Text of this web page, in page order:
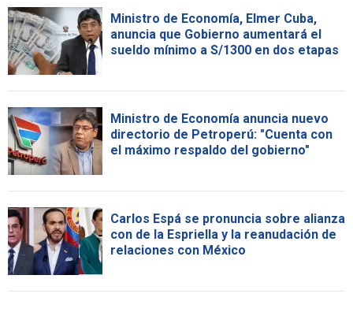
Ministro de Economía, Elmer Cuba,
anuncia que Gobierno aumentará el
sueldo mínimo a S/1300 en dos etapas
Ministro de Economía anuncia nuevo
directorio de Petroperú: "Cuenta con
el máximo respaldo del gobierno"
Carlos Espá se pronuncia sobre alianza
con de la Espriella y la reanudación de
relaciones con México